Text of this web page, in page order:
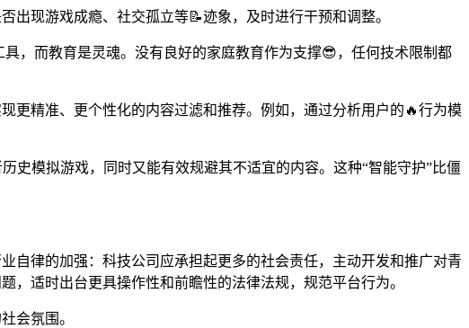
现游戏成瘾、社交孤立等📝迹象，及时进行干预和调整。
，而教育是灵魂。没有良好的家庭教育作为支撑😎，任何技术限制都
更精准、更个性化的内容过滤和推荐。例如，通过分析用户的🔥行为模
史模拟游戏，同时又能有效规避其不适宜的内容。这种“智能守护”比僵
自律的加强：科技公司应承担起更多的社会责任，主动开发和推广对青
适时出台更具操作性和前瞻性的法律法规，规范平台行为。
会氛围。